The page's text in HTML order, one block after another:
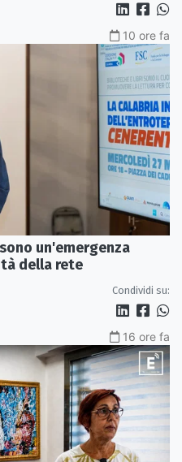
10 ore fa
un'emergenza
della rete
Condividi su:
16 ore fa